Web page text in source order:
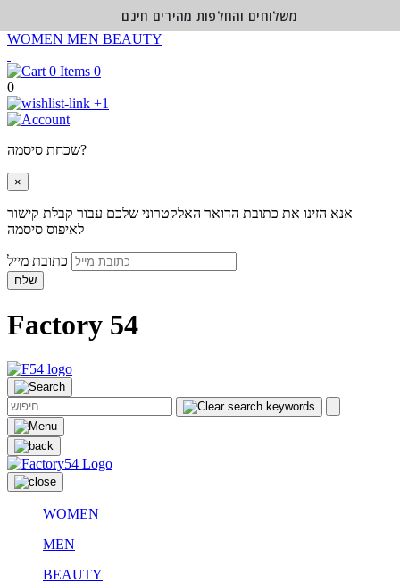
WOMEN MEN BEAUTY
0
0
+1
שכחת סיסמה?
×
אנא הזינו את כתובת הדואר האלקטרוני שלכם עבור קבלת קישור
לאיפוס סיסמה
שלח
Factory 54
WOMEN
MEN
BEAUTY
משלוחים והחלפות מהירים חינם